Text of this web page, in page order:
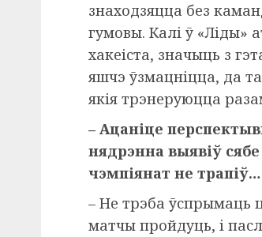
знаходзяцца без
гумовы. Калі ў «Ліды»
хакеіста, значыць з
яшчэ ўзмацніцца, да
якія трэнеруюцца
– Ацаніце
нядрэнна выявіў
чэмпіянат не трапіў…
– Не трэба ўспрымаць
матчы пройдуць, і